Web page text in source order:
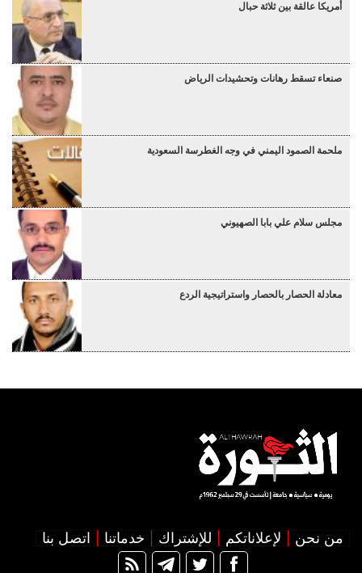
أمريكا عالقة بين ثلاثة حبال
صنعاء تسقط رهانات وتحشيدات الرياض
ملحمة الصمود اليمني في وجه الغطرسة السعودية
مجلس سلام علي بابا الصهيوني
معادلة الحصار بالحصار واستراتيجية الردع
من نحن لإعلاناتكم للإشتراك خدماتنا اتصل بنا